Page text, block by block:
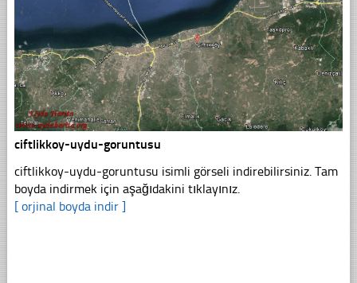
ciftlikkoy-uydu-goruntusu
ciftlikkoy-uydu-goruntusu isimli görseli indirebilirsiniz. Tam
boyda indirmek için aşağıdakini tıklayınız.
[ orjinal boyda indir ]